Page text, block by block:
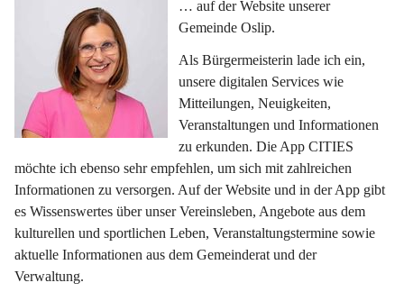
… auf der Website unserer
Gemeinde Oslip.
Als Bürgermeisterin lade ich ein,
unsere digitalen Services wie
Mitteilungen, Neuigkeiten,
Veranstaltungen und Informationen
zu erkunden. Die App CITIES
möchte ich ebenso sehr empfehlen, um sich mit zahlreichen
Informationen zu versorgen. Auf der Website und in der App gibt
es Wissenswertes über unser Vereinsleben, Angebote aus dem
kulturellen und sportlichen Leben, Veranstaltungstermine sowie
aktuelle Informationen aus dem Gemeinderat und der
Verwaltung.